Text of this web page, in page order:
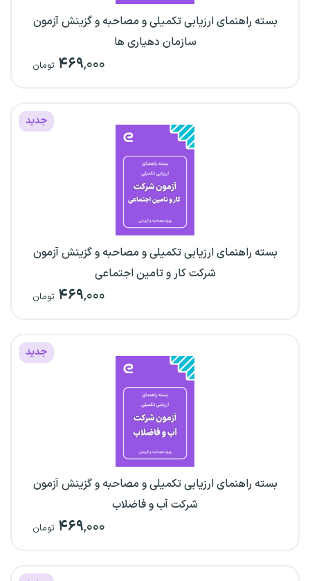
بسته راهنمای ارزیابی تکمیلی و مصاحبه و گزینش آزمون
سازمان دهیاری ها
۴۶۹,۰۰۰ تومان
جدید
بسته راهنمای ارزیابی تکمیلی و مصاحبه و گزینش آزمون
شرکت کار و تامین اجتماعی
۴۶۹,۰۰۰ تومان
جدید
بسته راهنمای ارزیابی تکمیلی و مصاحبه و گزینش آزمون
شرکت آب و فاضلاب
۴۶۹,۰۰۰ تومان